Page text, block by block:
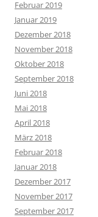
Februar 2019
Januar 2019
Dezember 2018
November 2018
Oktober 2018
September 2018
Juni 2018
Mai 2018
April 2018
März 2018
Februar 2018
Januar 2018
Dezember 2017
November 2017
September 2017